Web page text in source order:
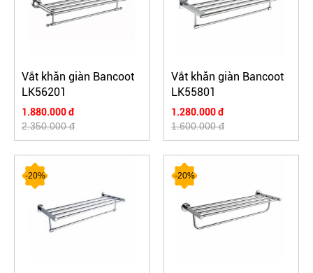
Vắt khăn giàn Bancoot
LK56201
1.880.000 đ
2.350.000 đ
Vắt khăn giàn Bancoot
LK55801
1.280.000 đ
1.600.000 đ
-20% -20%